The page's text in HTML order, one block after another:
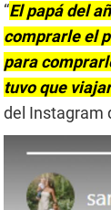
“El papá del
comprarle el
para
tuvo que
del Instagram